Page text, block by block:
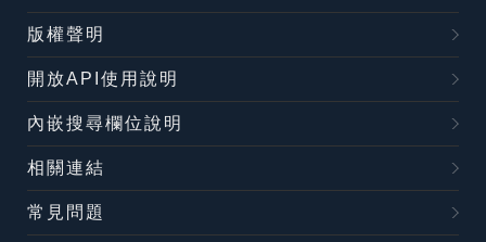
版權聲明
開放API使用說明
內嵌搜尋欄位說明
相關連結
常見問題